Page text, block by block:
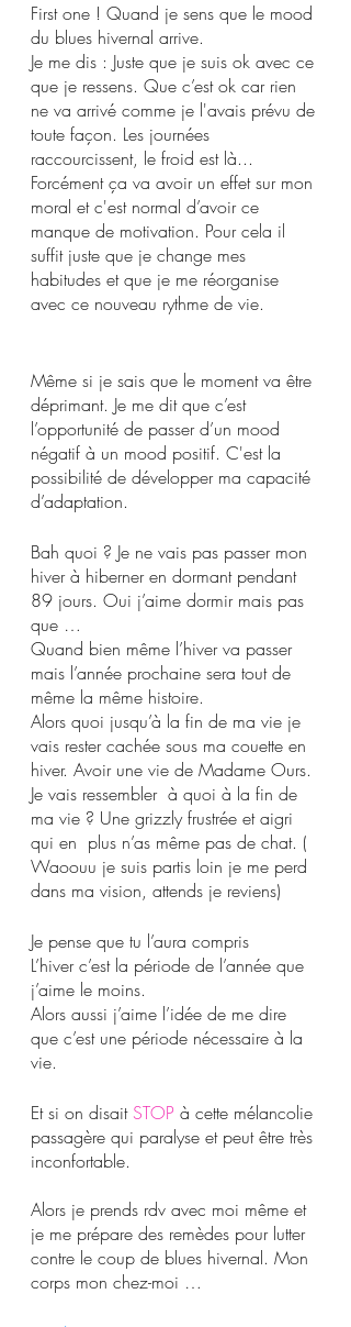
First one ! Quand je sens que le mood
du blues hivernal arrive.
Je me dis : Juste que je suis ok avec ce
que je ressens. Que c’est ok car rien
ne va arrivé comme je l'avais prévu de
toute façon. Les journées
raccourcissent, le froid est là...
Forcément ça va avoir un effet sur mon
moral et c'est normal d’avoir ce
manque de motivation. Pour cela il
suffit juste que je change mes
habitudes et que je me réorganise
avec ce nouveau rythme de vie.
Même si je sais que le moment va être
déprimant. Je me dit que c’est
l’opportunité de passer d’un mood
négatif à un mood positif. C'est la
possibilité de développer ma capacité
d’adaptation.
Bah quoi ? Je ne vais pas passer mon
hiver à hiberner en dormant pendant
89 jours. Oui j’aime dormir mais pas
que …
Quand bien même l’hiver va passer
mais l’année prochaine sera tout de
même la même histoire.
Alors quoi jusqu’à la fin de ma vie je
vais rester cachée sous ma couette en
hiver. Avoir une vie de Madame Ours.
Je vais ressembler  à quoi à la fin de
ma vie ? Une grizzly frustrée et aigri
qui en  plus n’as même pas de chat. (
Waoouu je suis partis loin je me perd
dans ma vision, attends je reviens)
Je pense que tu l’aura compris
L’hiver c’est la période de l’année que
j’aime le moins.
Alors aussi j’aime l’idée de me dire
que c’est une période nécessaire à la
vie.
Et si on disait STOP à cette mélancolie
passagère qui paralyse et peut être très
inconfortable.
Alors je prends rdv avec moi même et
je me prépare des remèdes pour lutter
contre le coup de blues hivernal. Mon
corps mon chez-moi …